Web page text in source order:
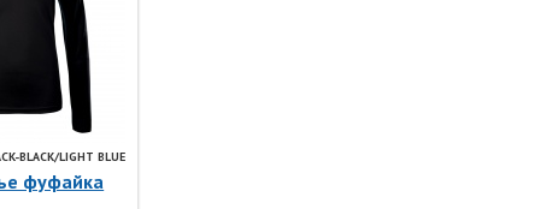
BLACK/LIGHT BLUE
фуфайка